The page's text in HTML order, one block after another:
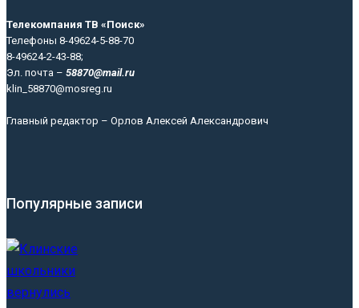
Телекомпания ТВ «Поиск»
Телефоны 8-49624-5-88-70
8-49624-2-43-88;
Эл. почта – 58870@mail.ru
klin_58870@mosreg.ru
Главный редактор – Орлов Алексей Александрович
Популярные записи